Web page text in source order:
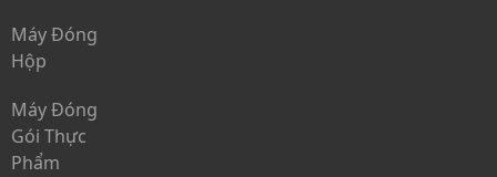
Máy Đóng
Hộp
Máy Đóng
Gói Thực
Phẩm